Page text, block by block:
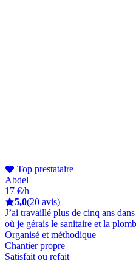
Top prestataire
Abdel
17 €/h
5,0(20 avis)
J’ai travaillé plus de cinq ans
où je gérais le sanitaire et la
Organisé et méthodique
Chantier propre
Satisfait ou refait